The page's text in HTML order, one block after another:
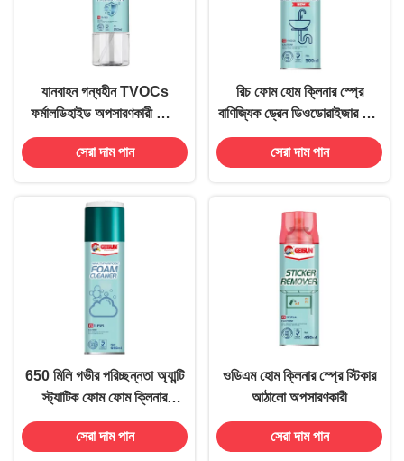
যানবাহন গন্ধহীন TVOCs
ফর্মালডিহাইড অপসারণকারী স্প্রে
জ্বালানিহীন বাল্ক
সেরা দাম পান
রিচ ফোম হোম ক্লিনার স্প্রে
বাণিজ্যিক ড্রেন ডিওডোরাইজার গন্ধ
নির্মূলকারী
সেরা দাম পান
650 মিলি গভীর পরিচ্ছন্নতা অ্যান্টি
স্ট্যাটিক ফোম ফোম ক্লিনার
এয়ারোসোল স্প্রে মাল্টি উদ্দেশ্য
সেরা দাম পান
ওডিএম হোম ক্লিনার স্প্রে স্টিকার
আঠালো অপসারণকারী
সেরা দাম পান